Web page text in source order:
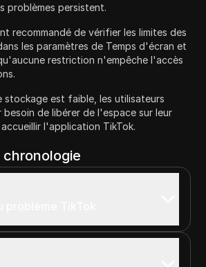
problèmes persistent.
recommandé de vérifier les limites des
les paramètres de Temps d'écran et
restriction n'empêche l'accès
stockage est faible, les utilisateurs
de libérer de l'espace sur leur
l'application TikTok.